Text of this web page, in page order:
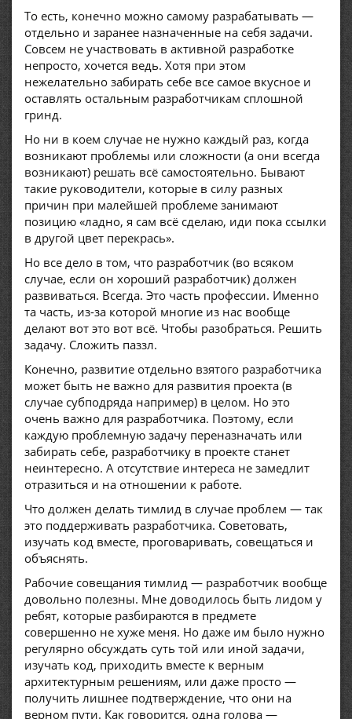
То есть, конечно можно самому разрабатывать —
отдельно и заранее назначенные на себя задачи.
Совсем не участвовать в активной разработке
непросто, хочется ведь. Хотя при этом
нежелательно забирать себе все самое вкусное и
оставлять остальным разработчикам сплошной
гринд.
Но ни в коем случае не нужно каждый раз, когда
возникают проблемы или сложности (а они всегда
возникают) решать всё самостоятельно. Бывают
такие руководители, которые в силу разных
причин при малейшей проблеме занимают
позицию «ладно, я сам всё сделаю, иди пока ссылки
в другой цвет перекрась».
Но все дело в том, что разработчик (во всяком
случае, если он хороший разработчик) должен
развиваться. Всегда. Это часть профессии. Именно
та часть, из-за которой многие из нас вообще
делают вот это вот всё. Чтобы разобраться. Решить
задачу. Сложить паззл.
Конечно, развитие отдельно взятого разработчика
может быть не важно для развития проекта (в
случае субподряда например) в целом. Но это
очень важно для разработчика. Поэтому, если
каждую проблемную задачу переназначать или
забирать себе, разработчику в проекте станет
неинтересно. А отсутствие интереса не замедлит
отразиться и на отношении к работе.
Что должен делать тимлид в случае проблем — так
это поддерживать разработчика. Советовать,
изучать код вместе, проговаривать, совещаться и
объяснять.
Рабочие совещания тимлид — разработчик вообще
довольно полезны. Мне доводилось быть лидом у
ребят, которые разбираются в предмете
совершенно не хуже меня. Но даже им было нужно
регулярно обсуждать суть той или иной задачи,
изучать код, приходить вместе к верным
архитектурным решениям, или даже просто —
получить лишнее подтверждение, что они на
верном пути. Как говорится, одна голова —